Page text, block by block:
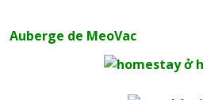
Auberge de MeoVac